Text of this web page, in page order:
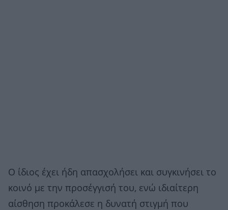
Ο ίδιος έχει ήδη απασχολήσει και συγκινήσει το
κοινό με την προσέγγισή του, ενώ ιδιαίτερη
αίσθηση προκάλεσε η δυνατή στιγμή που